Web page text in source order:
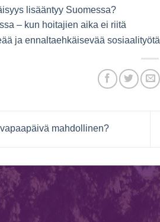
lisääntyy Suomessa?
– kun hoitajien aika ei riitä
ja ennaltaehkäisevää sosiaalityötä
mahdollinen?